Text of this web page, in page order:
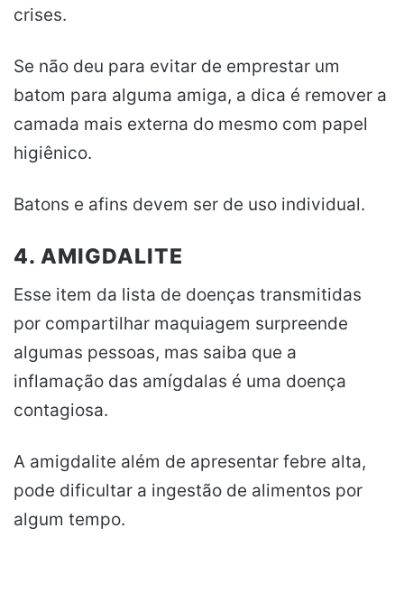
crises.
Se não deu para evitar de emprestar um
batom para alguma amiga, a dica é remover a
camada mais externa do mesmo com papel
higiênico.
Batons e afins devem ser de uso individual.
4. AMIGDALITE
Esse item da lista de doenças transmitidas
por compartilhar maquiagem surpreende
algumas pessoas, mas saiba que a
inflamação das amígdalas é uma doença
contagiosa.
A amigdalite além de apresentar febre alta,
pode dificultar a ingestão de alimentos por
algum tempo.